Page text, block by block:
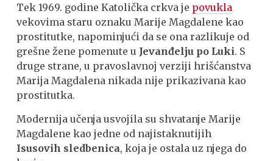
Tek 1969. godine Katolička crkva je povukla
vekovima staru oznaku Marije Magdalene kao
prostitutke, napominjući da se ona razlikuje od
grešne žene pomenute u Jevanđelju po Luki. S
druge strane, u pravoslavnoj verziji hrišćanstva
Marija Magdalena nikada nije prikazivana kao
prostitutka.
Modernija učenja usvojila su shvatanje Marije
Magdalene kao jedne od najistaknutijih
Isusovih sledbenica, koja je ostala uz njega do